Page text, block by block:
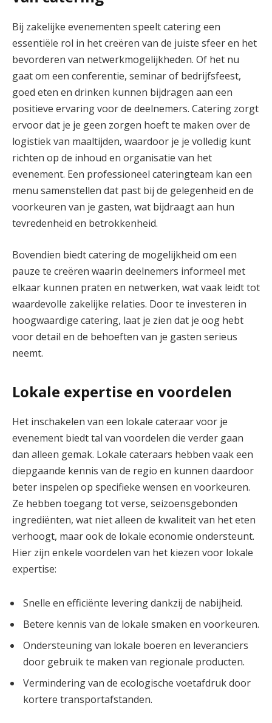
Bij zakelijke evenementen speelt catering een
essentiële rol in het creëren van de juiste sfeer en het
bevorderen van netwerkmogelijkheden. Of het nu
gaat om een conferentie, seminar of bedrijfsfeest,
goed eten en drinken kunnen bijdragen aan een
positieve ervaring voor de deelnemers. Catering zorgt
ervoor dat je je geen zorgen hoeft te maken over de
logistiek van maaltijden, waardoor je je volledig kunt
richten op de inhoud en organisatie van het
evenement. Een professioneel cateringteam kan een
menu samenstellen dat past bij de gelegenheid en de
voorkeuren van je gasten, wat bijdraagt aan hun
tevredenheid en betrokkenheid.
Bovendien biedt catering de mogelijkheid om een
pauze te creëren waarin deelnemers informeel met
elkaar kunnen praten en netwerken, wat vaak leidt tot
waardevolle zakelijke relaties. Door te investeren in
hoogwaardige catering, laat je zien dat je oog hebt
voor detail en de behoeften van je gasten serieus
neemt.
Lokale expertise en voordelen
Het inschakelen van een lokale cateraar voor je
evenement biedt tal van voordelen die verder gaan
dan alleen gemak. Lokale cateraars hebben vaak een
diepgaande kennis van de regio en kunnen daardoor
beter inspelen op specifieke wensen en voorkeuren.
Ze hebben toegang tot verse, seizoensgebonden
ingrediënten, wat niet alleen de kwaliteit van het eten
verhoogt, maar ook de lokale economie ondersteunt.
Hier zijn enkele voordelen van het kiezen voor lokale
expertise:
Snelle en efficiënte levering dankzij de nabijheid.
Betere kennis van de lokale smaken en voorkeuren.
Ondersteuning van lokale boeren en leveranciers
door gebruik te maken van regionale producten.
Vermindering van de ecologische voetafdruk door
kortere transportafstanden.